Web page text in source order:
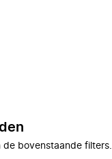
bovenstaande filters.